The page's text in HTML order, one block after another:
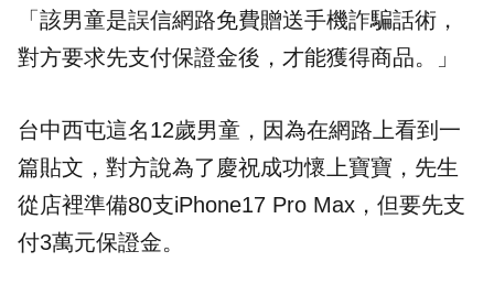
「該男童是誤信網路免費贈送手機詐騙話術，
對方要求先支付保證金後，才能獲得商品。」
台中西屯這名12歲男童，因為在網路上看到一
篇貼文，對方說為了慶祝成功懷上寶寶，先生
從店裡準備80支iPhone17 Pro Max，但要先支
付3萬元保證金。